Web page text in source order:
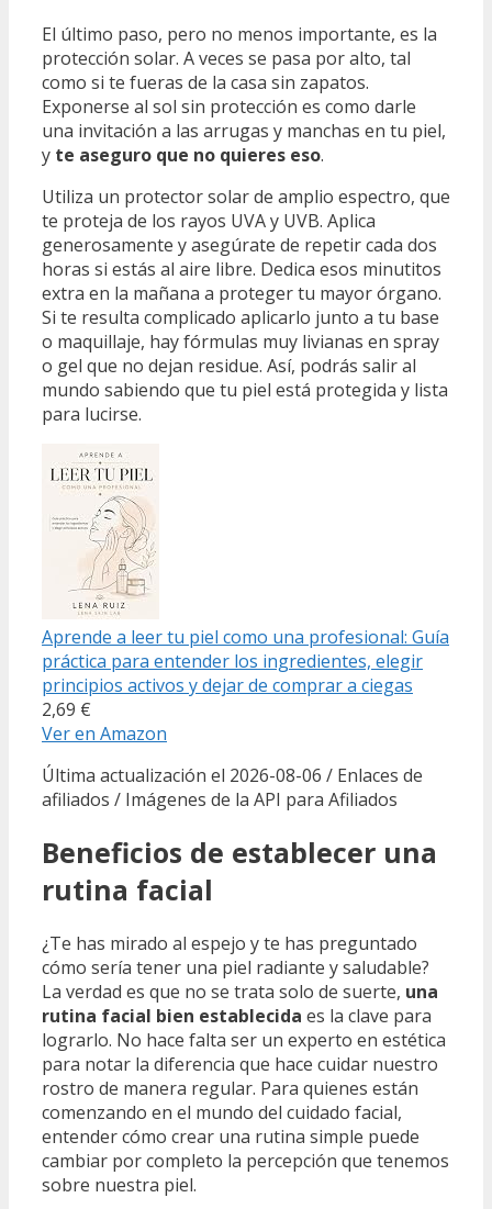
El último paso, pero no menos importante, es la
protección solar. A veces se pasa por alto, tal
como si te fueras de la casa sin zapatos.
Exponerse al sol sin protección es como darle
una invitación a las arrugas y manchas en tu piel,
y te aseguro que no quieres eso.
Utiliza un protector solar de amplio espectro, que
te proteja de los rayos UVA y UVB. Aplica
generosamente y asegúrate de repetir cada dos
horas si estás al aire libre. Dedica esos minutitos
extra en la mañana a proteger tu mayor órgano.
Si te resulta complicado aplicarlo junto a tu base
o maquillaje, hay fórmulas muy livianas en spray
o gel que no dejan residue. Así, podrás salir al
mundo sabiendo que tu piel está protegida y lista
para lucirse.
Aprende a leer tu piel como una profesional: Guía
práctica para entender los ingredientes, elegir
principios activos y dejar de comprar a ciegas
2,69 €
Ver en Amazon
Última actualización el 2026-08-06 / Enlaces de
afiliados / Imágenes de la API para Afiliados
Beneficios de establecer una
rutina facial
¿Te has mirado al espejo y te has preguntado
cómo sería tener una piel radiante y saludable?
La verdad es que no se trata solo de suerte, una
rutina facial bien establecida es la clave para
lograrlo. No hace falta ser un experto en estética
para notar la diferencia que hace cuidar nuestro
rostro de manera regular. Para quienes están
comenzando en el mundo del cuidado facial,
entender cómo crear una rutina simple puede
cambiar por completo la percepción que tenemos
sobre nuestra piel.